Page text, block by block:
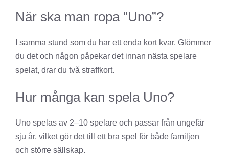
När ska man ropa ”Uno”?
I samma stund som du har ett enda kort kvar. Glömmer
du det och någon påpekar det innan nästa spelare
spelat, drar du två straffkort.
Hur många kan spela Uno?
Uno spelas av 2–10 spelare och passar från ungefär
sju år, vilket gör det till ett bra spel för både familjen
och större sällskap.